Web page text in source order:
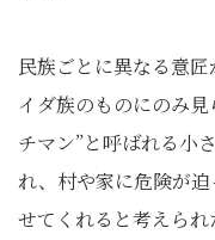
民族ごとに異なる意
イダ族のものにのみ
チマン”と呼ばれる小
れ、村や家に危険が
せてくれると考えら